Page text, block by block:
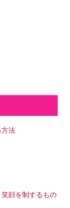
方法
笑顔を制するもの